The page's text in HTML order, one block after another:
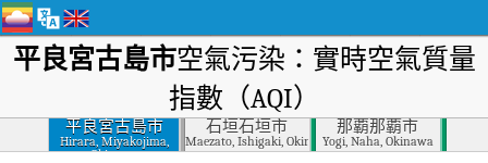
平良宮古島市空氣污染：實時空氣質量
指數（AQI）
平良宮古島市
Hirara, Miyakojima,
Okinawa
石垣石垣市
Maezato, Ishigaki, Okinawa
那覇那覇市
Yogi, Naha, Okinawa